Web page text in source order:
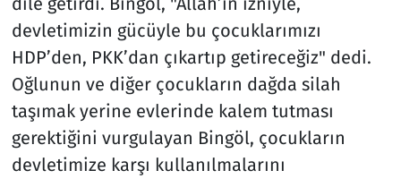
devletimizin gücüyle bu çocuklarımızı
HDP’den, PKK’dan çıkartıp getireceğiz" dedi.
Oğlunun ve diğer çocukların dağda silah
taşımak yerine evlerinde kalem tutması
gerektiğini vurgulayan Bingöl, çocukların
devletimize karşı kullanılmalarını